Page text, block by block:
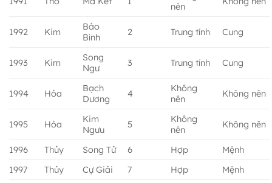
nên
1992 Kim
Bảo
Bình
2 Trung tính Cung
1993 Kim
Song
Ngư
3 Trung tính Cung
1994 Hỏa
Bạch
Dương
4
Không
nên
Không nên
1995 Hỏa
Kim
Ngưu
5
Không
nên
Không nên
1996 Thủy Song Tử 6 Hợp
Mệnh
1997
Thủy Cự Giải 7 Hợp
Mệnh